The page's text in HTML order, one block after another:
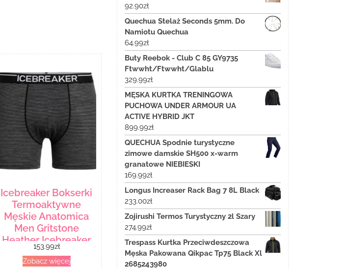
Icebreaker Bokserki
Termoaktywne
Męskie Anatomica
Men Gritstone
Heather Icebreaker
153.99zł
Zobacz więcej
92.90zł
Quechua Stelaż Seconds 5mm. Do
Namiotu Quechua
64.99zł
Buty Reebok - Club C 85 GY9735
Ftwwht/Ftwwht/Glablu
329.99zł
MĘSKA KURTKA TRENINGOWA
PUCHOWA UNDER ARMOUR UA
ACTIVE HYBRID JKT
899.99zł
QUECHUA Spodnie turystyczne
zimowe damskie SH500 x-warm
granatowe NIEBIESKI
169.99zł
Longus Increaser Rack Bag 7 8L Black
233.00zł
Zojirushi Termos Turystyczny 2l Szary
274.99zł
Trespass Kurtka Przeciwdeszczowa
Męska Pakowana Qikpac Tp75 Black Xl
2685243980